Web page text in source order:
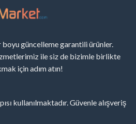
boyu güncelleme garantili ürünler.
ile siz de bizimle birlikte
için adım atın!
kullanılmaktadır. Güvenle alışveriş